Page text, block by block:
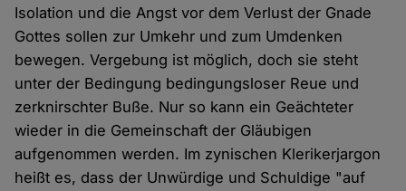
Isolation und die Angst vor dem Verlust der Gnade
Gottes sollen zur Umkehr und zum Umdenken
bewegen. Vergebung ist möglich, doch sie steht
unter der Bedingung bedingungsloser Reue und
zerknirschter Buße. Nur so kann ein Geächteter
wieder in die Gemeinschaft der Gläubigen
aufgenommen werden. Im zynischen Klerikerjargon
heißt es, dass der Unwürdige und Schuldige "auf